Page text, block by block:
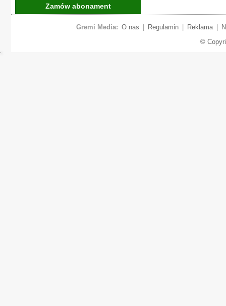
Zamów abonament
Gremi Media: O nas Regulamin Reklama
©